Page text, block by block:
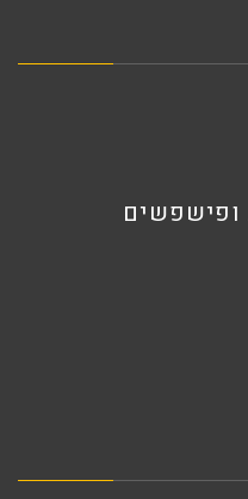
ופישפשים